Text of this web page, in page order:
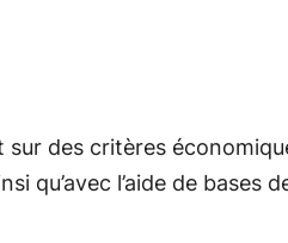
des critères
qu’avec l’aide de bases